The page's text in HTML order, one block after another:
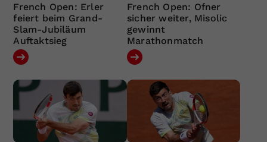
French Open: Erler
feiert beim Grand-
Slam-Jubiläum
Auftaktsieg
French Open: Ofner
sicher weiter, Misolic
gewinnt
Marathonmatch